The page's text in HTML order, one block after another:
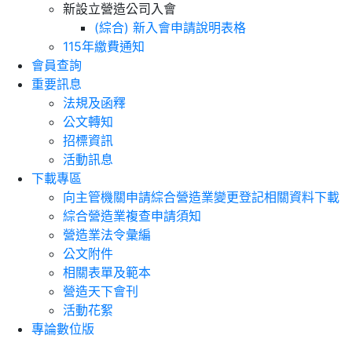
新設立營造公司入會
(綜合) 新入會申請說明表格
115年繳費通知
會員查詢
重要訊息
法規及函釋
公文轉知
招標資訊
活動訊息
下載專區
向主管機關申請綜合營造業變更登記相關資料下載
綜合營造業複查申請須知
營造業法令彙編
公文附件
相關表單及範本
營造天下會刊
活動花絮
專論數位版